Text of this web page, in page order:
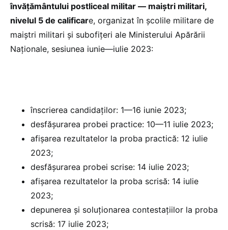
învățământului postliceal militar — maiștri militari,
nivelul 5 de calificare, organizat în școlile militare de
maiștri militari și subofițeri ale Ministerului Apărării
Naționale, sesiunea iunie—iulie 2023:
înscrierea candidaților: 1—16 iunie 2023;
desfășurarea probei practice: 10—11 iulie 2023;
afișarea rezultatelor la proba practică: 12 iulie
2023;
desfășurarea probei scrise: 14 iulie 2023;
afișarea rezultatelor la proba scrisă: 14 iulie
2023;
depunerea și soluționarea contestațiilor la proba
scrisă: 17 iulie 2023;